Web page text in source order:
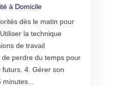
à Domicile
dès le matin pour
la technique
de travail
perdre du temps pour
4. Gérer son